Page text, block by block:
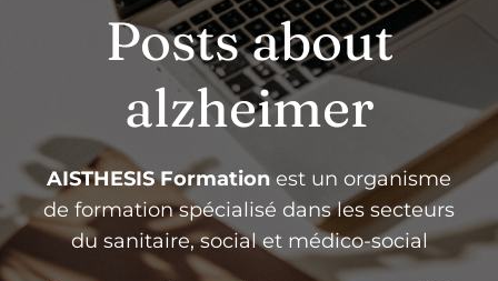
Posts about
alzheimer
AISTHESIS Formation est un organisme
de formation spécialisé dans les secteurs
du sanitaire, social et médico-social